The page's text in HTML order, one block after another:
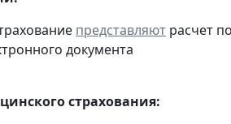
представляют расчет
документа
страхования: